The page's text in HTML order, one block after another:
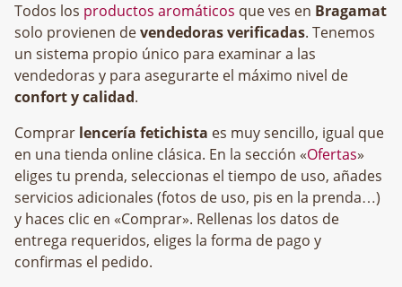
Todos los productos aromáticos que ves en Bragamat
solo provienen devendedoras verificadas. Tenemos
un sistema propio único para examinar a las
vendedoras y para asegurarte el máximo nivel de
confort y calidad.
Comprar lencería fetichista es muy sencillo, igual que
en una tienda online clásica. En la sección «Ofertas»
eliges tu prenda, seleccionas el tiempo de uso, añades
servicios adicionales (fotos de uso, pis en la prenda…)
y haces clic en «Comprar». Rellenas los datos de
entrega requeridos, eliges la forma de pago y
confirmas el pedido.